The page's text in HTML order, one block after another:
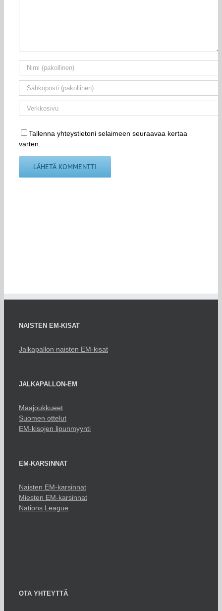
Tallenna yhteystietoni selaimeen seuraavaa kertaa
varten.
NAISTEN EM-KISAT
Jalkapallon naisten EM-kisat
JALKAPALLON-EM
Maajoukkueet
Suomen ottelut
EM-kisojen lipunmyynti
EM-KARSINNAT
Naisten EM-karsinnat
Miesten EM-karsinnat
Nations League
OTA YHTEYTTÄ